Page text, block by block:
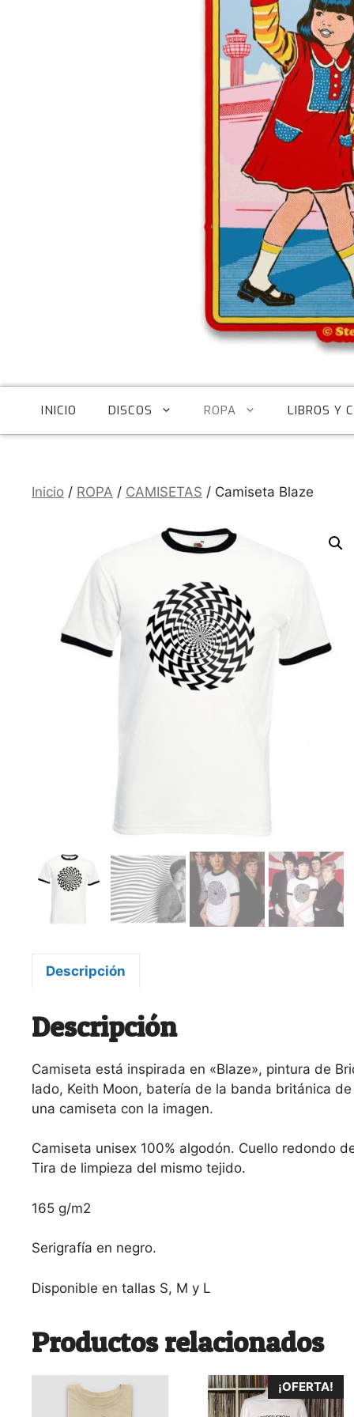
INICIO DISCOS ROPA LIBROS Y
Inicio / ROPA / CAMISETAS / Camiseta Blaze
Descripción
Descripción
Camiseta está inspirada en «Blaze», pintura de
lado, Keith Moon, batería de la banda británica
una camiseta con la imagen.
Camiseta unisex 100% algodón. Cuello redondo
Tira de limpieza del mismo tejido.
165 g/m2
Serigrafía en negro.
Disponible en tallas S, M y L
Productos relacionados
¡OFERTA!
Este
producto